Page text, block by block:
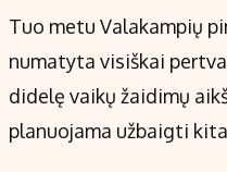
Tuo metu Valakampių
numatyta visiškai
didelę vaikų žaidimų
planuojama užbaigti